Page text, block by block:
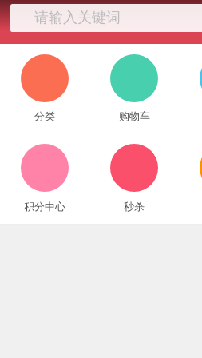
请输入关键词
分类 购物车
积分中心 秒杀